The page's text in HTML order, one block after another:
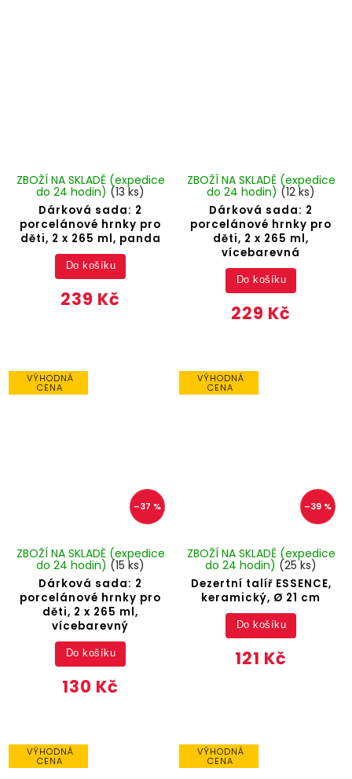
Dárková sada: 2
porcelánové hrnky pro
děti, 2 x 265 ml, panda
ZBOŽÍ NA SKLADĚ (expedice
do 24 hodin) (13 ks)
239 Kč
Do košíku
Dárková sada: 2
porcelánové hrnky pro
děti, 2 x 265 ml,
vícebarevná
ZBOŽÍ NA SKLADĚ (expedice
do 24 hodin) (12 ks)
229 Kč
Do košíku
VÝHODNÁ
CENA
–37 %
Dárková sada: 2
porcelánové hrnky pro
děti, 2 x 265 ml,
vícebarevný
ZBOŽÍ NA SKLADĚ (expedice
do 24 hodin) (15 ks)
130 Kč
Do košíku
VÝHODNÁ
CENA
–39 %
Dezertní talíř ESSENCE,
keramický, Ø 21 cm
ZBOŽÍ NA SKLADĚ (expedice
do 24 hodin) (25 ks)
121 Kč
Do košíku
VÝHODNÁ
CENA
VÝHODNÁ
CENA